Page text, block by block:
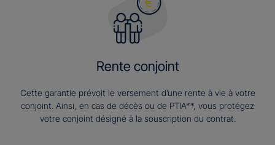
Rente conjoint
Cette garantie prévoit le versement d’une rente à vie à votre
conjoint. Ainsi, en cas de décès ou de PTIA**, vous protégez
votre conjoint désigné à la souscription du contrat.